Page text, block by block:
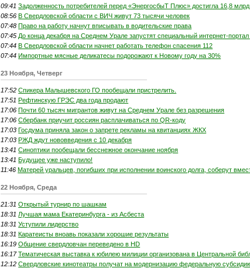
09:41 Задолженность потребителей перед «ЭнергосбыТ Плюс» достигла 16,8
08:56 В Свердловской области с ВИЧ живут 73 тысячи человек
07:48 Право на работу начнут вписывать в водительские права
07:45 До конца декабря на Среднем Урале запустят специальный интернет-
07:44 В Свердловской области начнет работать телефон спасения 112
07:44 Импортные мясные деликатесы подорожают к Новому году на 30%
23 Ноября, Четверг
17:52 Спикера Малышевского ГО пообещали пристрелить.
17:51 Рефтинскую ГРЭС два года продают
17:06 Почти 60 тысяч мигрантов живут на Среднем Урале без разрешения
17:06 Сбербанк приучит россиян расплачиваться по QR-коду
17:03 Госдума приняла закон о запрете рекламы на квитанциях ЖКХ
17:03 РЖД ждут нововведения с 10 декабря
13:41 Синоптики пообещали бесснежное окончание ноября
13:41 Будущее уже наступило!
11:46 Матерей уральцев, погибших при исполнении воинского долга, соберут
22 Ноября, Среда
21:31 Открытый турнир по шашкам
18:31 Лучшая мама Екатеринбурга - из Асбеста
18:31 Уступили лидерство
18:31 Каратеисты вноавь показали хорошие результаты
16:19 Общение свердловчан переведено в HD
16:17 Тематическая выставка к юбилею милиции организована в Центральной
12:12 Свердловские кинотеатры получат на модернизацию федеральную